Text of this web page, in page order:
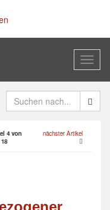
4 von
18
nächster Artikel